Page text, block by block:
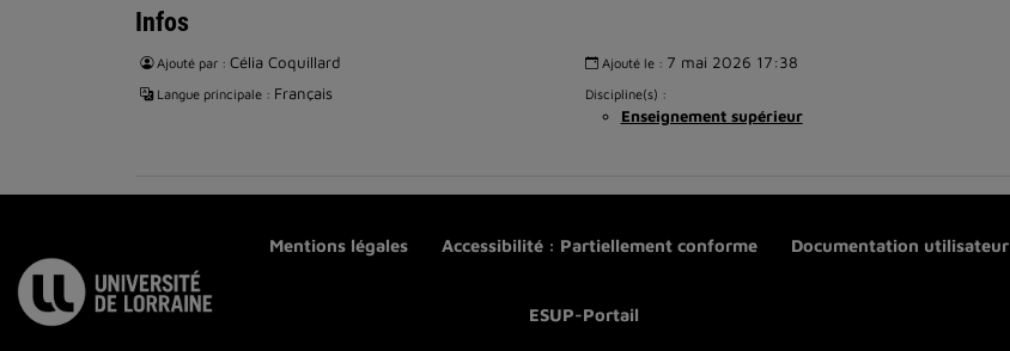
Infos
Ajouté par : Célia Coquillard Ajouté le : 7 mai 2026 17:38
Langue principale : Français Discipline(s) :
Enseignement supérieur
Mentions légales Accessibilité : Partiellement conforme Documentation utilisateur
ESUP-Portail